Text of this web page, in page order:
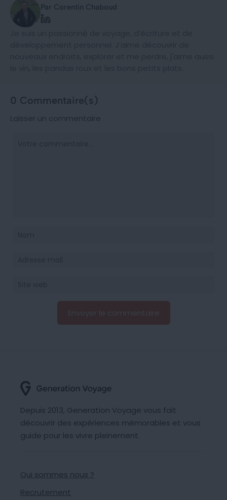
Par Corentin Chaboud
0 Commentaire(s)
Laisser un commentaire
Depuis 2013, Generation Voyage vous fait
découvrir des expériences mémorables et vous
guide pour les vivre pleinement.
Qui sommes nous ?
Recrutement